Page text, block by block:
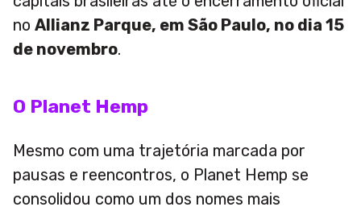
no Allianz Parque, em São Paulo, no dia 15
de novembro.
O Planet Hemp
Mesmo com uma trajetória marcada por
pausas e reencontros, o Planet Hemp se
consolidou como um dos nomes mais